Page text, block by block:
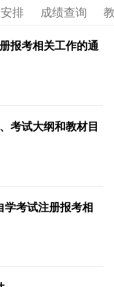
排 成绩查询
报考相关工作的通
考试大纲和教材目
学考试注册报考相